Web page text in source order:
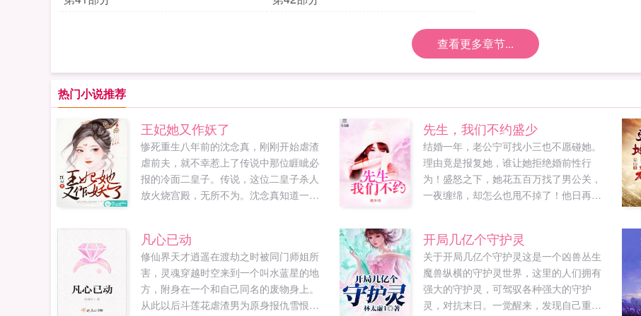
查看更多章节...
热门小说推荐
王妃她又作妖了
惨死重生八年前的沈念真，刚刚开始虐渣
虐前夫，就不幸惹上了传说中那位睚眦必
报的冷面二皇子。传说，这位二皇子杀人
放火烧宫殿，无所不为。沈念真知道一个
动退婚。最后，成功的让二皇子将婚期足
足提前了一年，迫不及待想将她这只披着
白兔皮的小狐狸拆吃入腹。沈念真欲哭无
泪，做最后的挣扎反正王爷要的是软娇的
美娇娘，娶谁不是娶啊？娶一个不如娶两...
先生，我们不约盛少
结婚一年，老公宁可找小三也不愿碰她。
理由竟是报复她，谁让她拒绝婚前性行
为！盛怒之下，她花五百万找了男公关，
一夜缠绵，却怎么也甩不掉了！他日再
心求复合的难缠前夫，还有每次碰到她一
身狼狈的高富帅，究竟谁才是她的此生良
人...
凡心已动
修仙界天才逍遥在渡劫之时被同门师姐所
害，灵魂穿越时空来到一个叫水蓝星的地
方，附身在一个和自己同名的废物身上。
从此以后斗莲花虐渣男为原身报仇雪恨。
开局几亿个守护灵
关于开局几亿个守护灵这是一个凶兽丛生
魔兽纵横的守护灵世界，这里的人们拥有
强大的守护灵，可驾驭各种强大的守护
灵，对抗末日。一觉醒来，发现自己重生